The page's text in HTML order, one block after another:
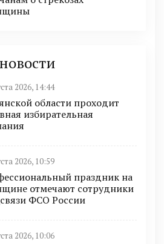
2026, 14:44
области проходит
избирательная
2026, 10:59
праздник на
отмечают сотрудники
ФСО России
2026, 10:06